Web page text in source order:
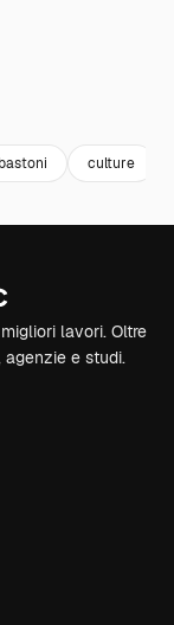
bastoni culture
lavori. Oltre
agenzie e studi.